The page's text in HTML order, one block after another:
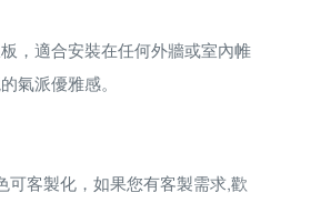
，適合安裝在任何外牆或室內帷
氣派優雅感。
可客製化，如果您有客製需求,歡